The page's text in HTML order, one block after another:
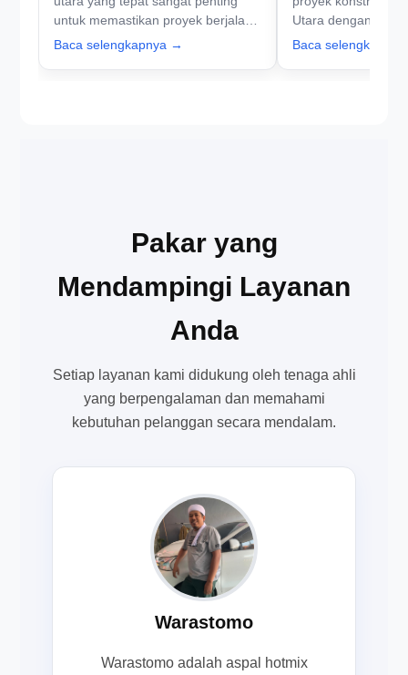
untuk memastikan proyek berjalan
lancar. PT Aspal Hotmix Jakarta
Baca selengkapnya →
Utara dengan PT
Jakarta. Segera
Baca
Pakar yang
Mendampingi Layanan
Anda
Setiap layanan kami didukung oleh tenaga ahli
yang berpengalaman dan memahami
kebutuhan pelanggan secara mendalam.
Warastomo
Warastomo adalah aspal hotmix